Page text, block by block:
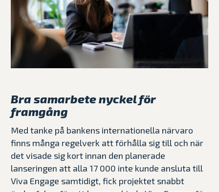
Bra samarbete nyckel för
framgång
Med tanke på bankens internationella närvaro
finns många regelverk att förhålla sig till och när
det visade sig kort innan den planerade
lanseringen att alla 17 000 inte kunde ansluta till
Viva Engage samtidigt, fick projektet snabbt